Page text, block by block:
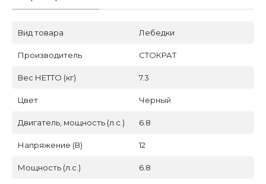
Вид товара Лебедки
Производитель СТОКРАТ
Вес НЕТТО (кг) 7.3
Цвет Черный
Двигатель, мощность (л.с.) 6.8
Напряжение (В) 12
Мощность (л.с.) 6.8